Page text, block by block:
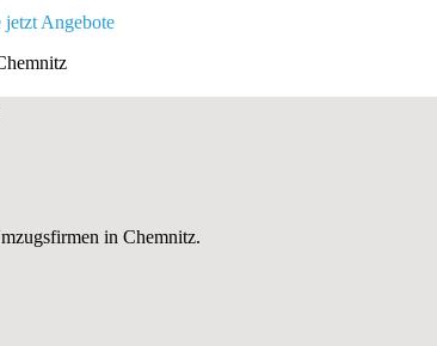
jetzt Angebote
in Chemnitz.